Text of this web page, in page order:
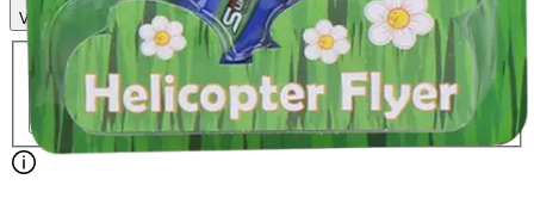
Verkkokaupan hinta
Valitse toimitustapa
Nouto myymälästä
Ilmainen
Siirry valitsemaan myymälä
Toimitus
Ei saatavilla